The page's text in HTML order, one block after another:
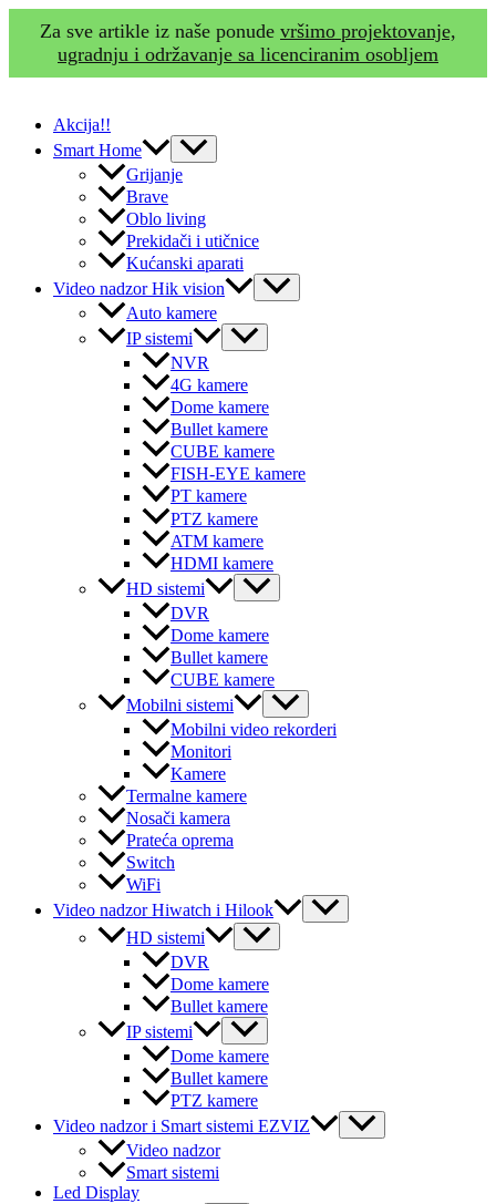
Za sve artikle iz naše ponude vršimo projektovanje,
ugradnju i održavanje sa licenciranim osobljem
contentAkcija!!
Smart Home
Menu
Toggle
Grijanje
Brave
Oblo living
Prekidači i utičnice
Kućanski aparati
Video nadzor Hik vision
Menu
Toggle
Auto kamere
IP sistemi
Menu
Toggle
NVR
4G kamere
Dome kamere
Bullet kamere
CUBE kamere
FISH-EYE kamere
PT kamere
PTZ kamere
ATM kamere
HDMI kamere
HD sistemi
Menu
Toggle
DVR
Dome kamere
Bullet kamere
CUBE kamere
Mobilni sistemi
Menu
Toggle
Mobilni video rekorderi
Monitori
Kamere
Termalne kamere
Nosači kamera
Prateća oprema
Switch
WiFi
Video nadzor Hiwatch i Hilook
Menu
Toggle
HD sistemi
Menu
Toggle
DVR
Dome kamere
Bullet kamere
IP sistemi
Menu
Toggle
Dome kamere
Bullet kamere
PTZ kamere
Video nadzor i Smart sistemi EZVIZ
Menu
Toggle
Video nadzor
Smart sistemi
Led Display